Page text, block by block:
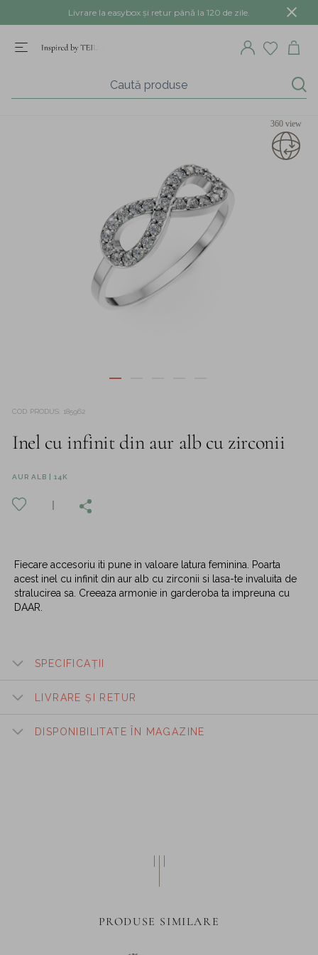
Livrare la easybox și retur până la 120 de zile.
360 view
COD PRODUS 185962
Inel cu infinit din aur alb cu zirconii
AUR ALB | 14K
Fiecare accesoriu iti pune in valoare latura feminina. Poarta
acest inel cu infinit din aur alb cu zirconii si lasa-te invaluita de
stralucirea sa. Creeaza armonie in garderoba ta impreuna cu
DAAR.
SPECIFICAȚII
LIVRARE ȘI RETUR
DISPONIBILITATE ÎN MAGAZINE
PRODUSE SIMILARE